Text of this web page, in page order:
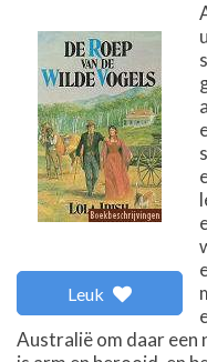
Leuk
Australië om daar een